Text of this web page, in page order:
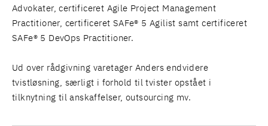
Advokater, certificeret Agile Project Management
Practitioner, certificeret SAFe® 5 Agilist samt certificeret
SAFe® 5 DevOps Practitioner.
Ud over rådgivning varetager Anders endvidere
tvistløsning, særligt i forhold til tvister opstået i
tilknytning til anskaffelser, outsourcing mv.